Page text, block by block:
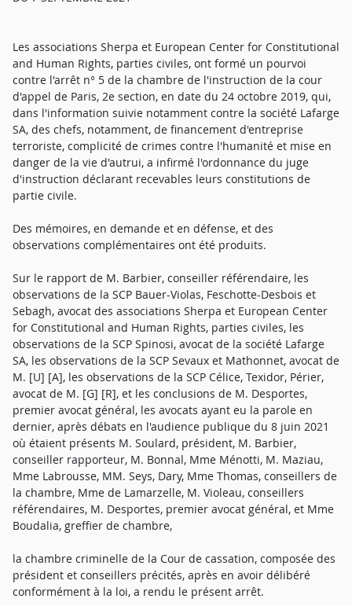
Les associations Sherpa et European Center for Constitutional
and Human Rights, parties civiles, ont formé un pourvoi
contre l'arrêt n° 5 de la chambre de l'instruction de la cour
d'appel de Paris, 2e section, en date du 24 octobre 2019, qui,
dans l'information suivie notamment contre la société Lafarge
SA, des chefs, notamment, de financement d'entreprise
terroriste, complicité de crimes contre l'humanité et mise en
danger de la vie d'autrui, a infirmé l'ordonnance du juge
d'instruction déclarant recevables leurs constitutions de
partie civile.
Des mémoires, en demande et en défense, et des
observations complémentaires ont été produits.
Sur le rapport de M. Barbier, conseiller référendaire, les
observations de la SCP Bauer-Violas, Feschotte-Desbois et
Sebagh, avocat des associations Sherpa et European Center
for Constitutional and Human Rights, parties civiles, les
observations de la SCP Spinosi, avocat de la société Lafarge
SA, les observations de la SCP Sevaux et Mathonnet, avocat de
M. [U] [A], les observations de la SCP Célice, Texidor, Périer,
avocat de M. [G] [R], et les conclusions de M. Desportes,
premier avocat général, les avocats ayant eu la parole en
dernier, après débats en l'audience publique du 8 juin 2021
où étaient présents M. Soulard, président, M. Barbier,
conseiller rapporteur, M. Bonnal, Mme Ménotti, M. Maziau,
Mme Labrousse, MM. Seys, Dary, Mme Thomas, conseillers de
la chambre, Mme de Lamarzelle, M. Violeau, conseillers
référendaires, M. Desportes, premier avocat général, et Mme
Boudalia, greffier de chambre,
la chambre criminelle de la Cour de cassation, composée des
président et conseillers précités, après en avoir délibéré
conformément à la loi, a rendu le présent arrêt.